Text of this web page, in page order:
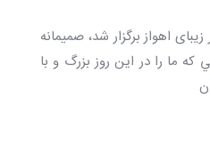
اهواز برگزار شد، صميمانه
كه ما را در اين روز بزرگ و با